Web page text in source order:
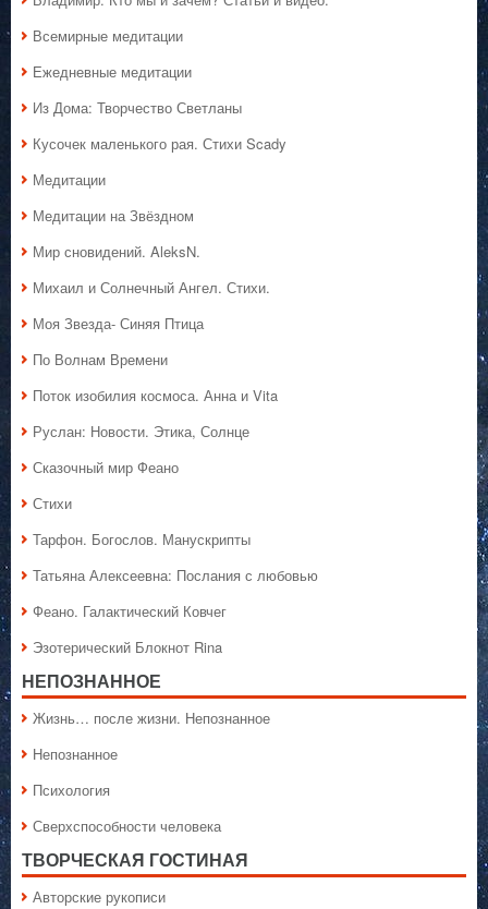
Всемирные медитации
Ежедневные медитации
Из Дома: Творчество Светланы
Кусочек маленького рая. Стихи Scady
Медитации
Медитации на Звёздном
Мир сновидений. AleksN.
Михаил и Солнечный Ангел. Стихи.
Моя Звезда- Синяя Птица
По Волнам Времени
Поток изобилия космоса. Анна и Vita
Руслан: Новости. Этика, Солнце
Сказочный мир Феано
Стихи
Тарфон. Богослов. Манускрипты
Татьяна Алексеевна: Послания с любовью
Феано. Галактический Ковчег
Эзотерический Блокнот Rina
НЕПОЗНАННОЕ
Жизнь… после жизни. Непознанное
Непознанное
Психология
Сверхспособности человека
ТВОРЧЕСКАЯ ГОСТИНАЯ
Авторские рукописи